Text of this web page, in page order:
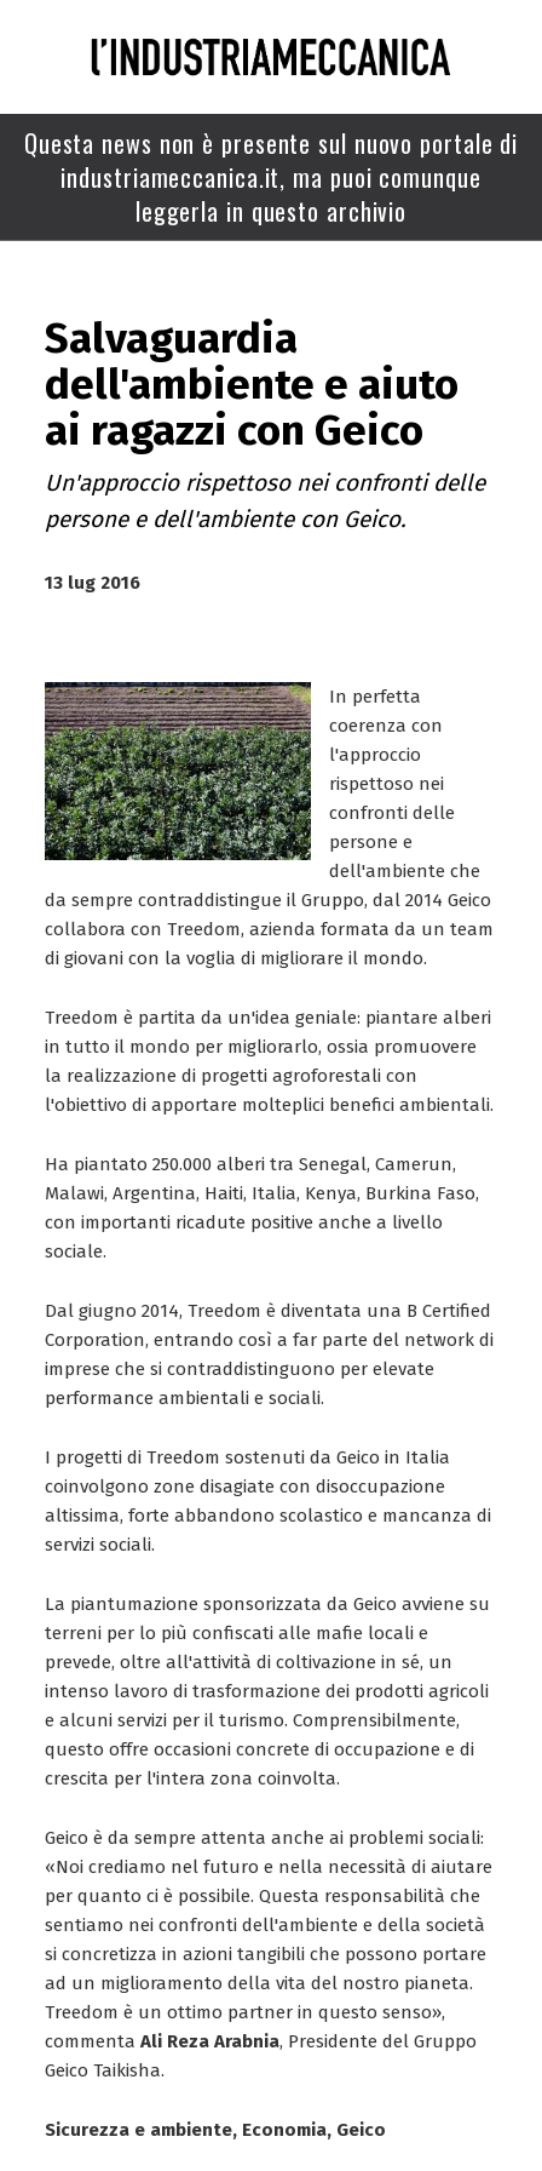
Questa news non è presente sul nuovo portale di
industriameccanica.it, ma puoi comunque
leggerla in questo archivio
Salvaguardia
dell'ambiente e aiuto
ai ragazzi con Geico
Un'approccio rispettoso nei confronti delle
persone e dell'ambiente con Geico.
13 lug 2016
In perfetta
coerenza con
l'approccio
rispettoso nei
confronti delle
persone e
dell'ambiente che
da sempre contraddistingue il Gruppo, dal 2014 Geico
collabora con Treedom, azienda formata da un team
di giovani con la voglia di migliorare il mondo.
Treedom è partita da un'idea geniale: piantare alberi
in tutto il mondo per migliorarlo, ossia promuovere
la realizzazione di progetti agroforestali con
l'obiettivo di apportare molteplici benefici ambientali.
Ha piantato 250.000 alberi tra Senegal, Camerun,
Malawi, Argentina, Haiti, Italia, Kenya, Burkina Faso,
con importanti ricadute positive anche a livello
sociale.
Dal giugno 2014, Treedom è diventata una B Certified
Corporation, entrando così a far parte del network di
imprese che si contraddistinguono per elevate
performance ambientali e sociali.
I progetti di Treedom sostenuti da Geico in Italia
coinvolgono zone disagiate con disoccupazione
altissima, forte abbandono scolastico e mancanza di
servizi sociali.
La piantumazione sponsorizzata da Geico avviene su
terreni per lo più confiscati alle mafie locali e
prevede, oltre all'attività di coltivazione in sé, un
intenso lavoro di trasformazione dei prodotti agricoli
e alcuni servizi per il turismo. Comprensibilmente,
questo offre occasioni concrete di occupazione e di
crescita per l'intera zona coinvolta.
Geico è da sempre attenta anche ai problemi sociali:
«Noi crediamo nel futuro e nella necessità di aiutare
per quanto ci è possibile. Questa responsabilità che
sentiamo nei confronti dell'ambiente e della società
si concretizza in azioni tangibili che possono portare
ad un miglioramento della vita del nostro pianeta.
Treedom è un ottimo partner in questo senso»,
commentaAli Reza Arabnia, Presidente del Gruppo
Geico Taikisha.
Sicurezza e ambiente, Economia, Geico